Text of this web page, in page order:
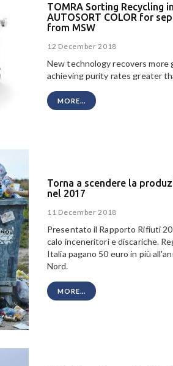
TOMRA Sorting Recycling
AUTOSORT COLOR for
from MSW
12 December 2018
New technology recovers more
achieving purity rates greater
MORE...
Torna a scendere la
nel 2017
11 December 2018
Presentato il Rapporto Rifiuti
calo inceneritori e discariche.
Italia pagano 50 euro in più
Nord.
MORE...